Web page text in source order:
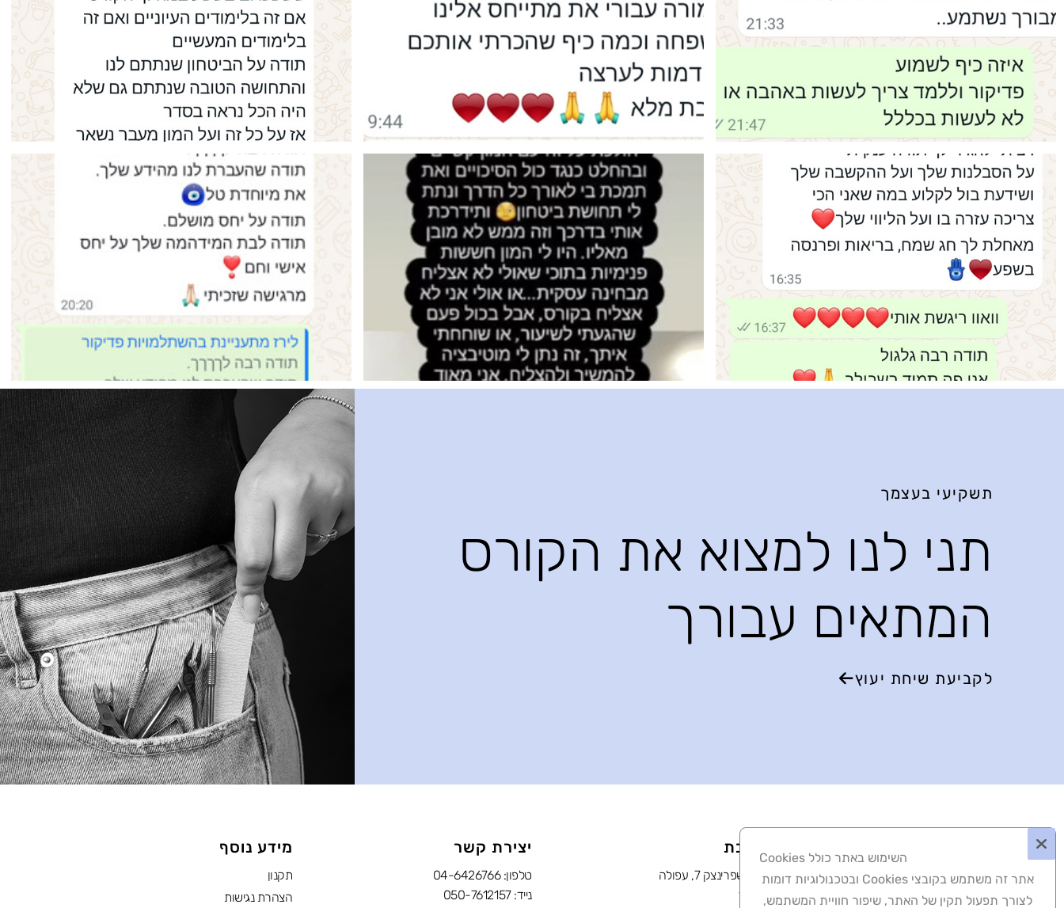
תשקיעי בעצמך
תני לנו למצוא את הקורס
המתאים עבורך
לקביעת שיחת יעוץ
כתובת
רחוב שפרינצק 7, עפולה
קומה 1
השימוש באתר כולל Cookies
אתר זה משתמש בקובצי Cookies ובטכנולוגיות דומות
לצורך תפעול תקין של האתר, שיפור חוויית המשתמש,
יצירת קשר
טלפון:04-6426766
נייד:050-7612157
מידע נוסף
תקנון
הצהרת נגישות